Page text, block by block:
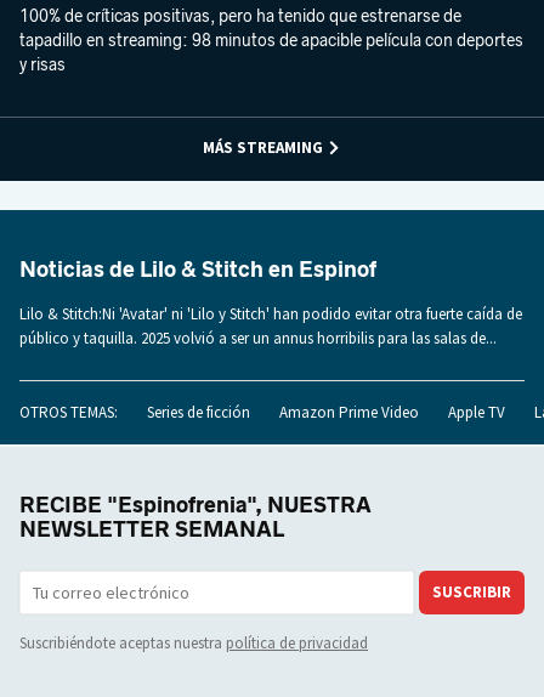
100% de críticas positivas, pero ha tenido que estrenarse de
tapadillo en streaming: 98 minutos de apacible película con deportes
y risas
MÁS STREAMING
Noticias de Lilo & Stitch en Espinof
Lilo & Stitch:Ni 'Avatar' ni 'Lilo y Stitch' han podido evitar otra fuerte caída de
público y taquilla. 2025 volvió a ser un annus horribilis para las salas de...
OTROS TEMAS: Series de ficción Amazon Prime Video Apple TV
RECIBE "Espinofrenia", NUESTRA
NEWSLETTER SEMANAL
SUSCRIBIR
Suscribiéndote aceptas nuestra política de privacidad